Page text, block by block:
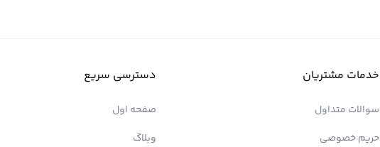
خدمات مشتریان
سوالات متداول
حریم خصوصی
دسترسی سریع
صفحه اول
وبلاگ